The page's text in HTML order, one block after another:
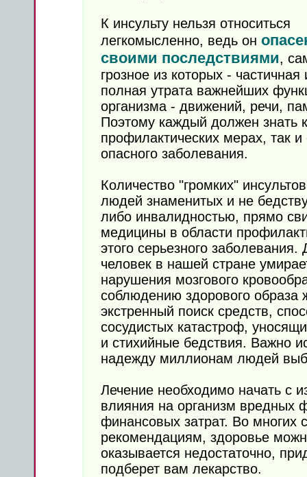
К инсульту нельзя относиться
легкомысленно, ведь он
своими последствиями,
грозное из которых - частичная
полная утрата важнейших
организма - движений, речи,
Поэтому каждый должен знать
профилактических мерах, так
опасного заболевания.
Количество "громких"
людей знаменитых и не
либо инвалидностью, прямо
медицины в области
этого серьезного
человек в нашей стране
нарушения мозгового
соблюдению здорового образа
экстренный поиск средств,
сосудистых катастроф,
и стихийные бедствия. Важно
надежду миллионам людей
Лечение необходимо начать с
влияния на организм вредных
финансовых затрат. Во многих
рекомендациям, здоровье
оказывается недостаточно,
подберет вам лекарство.